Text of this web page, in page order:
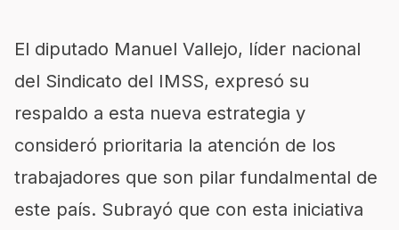
El diputado Manuel Vallejo, líder nacional
del Sindicato del IMSS, expresó su
respaldo a esta nueva estrategia y
consideró prioritaria la atención de los
trabajadores que son pilar fundalmental de
este país. Subrayó que con esta iniciativa